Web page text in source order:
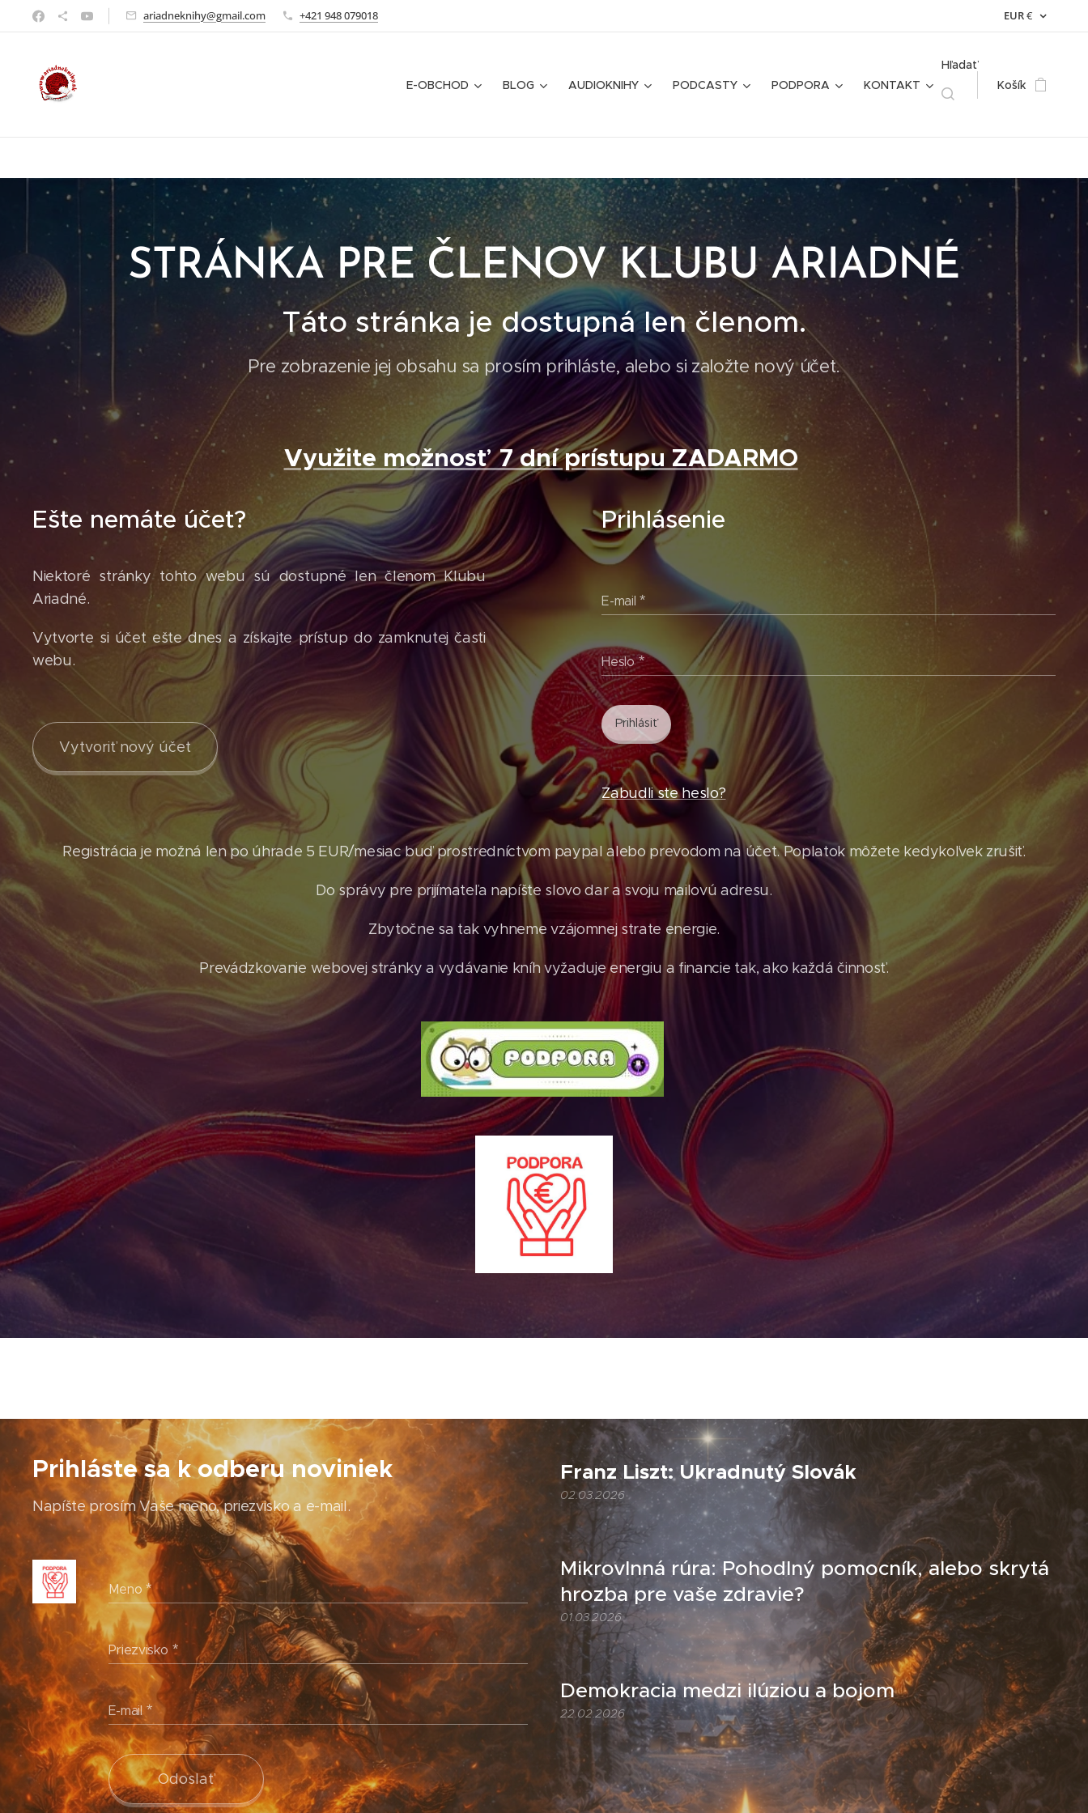
ariadneknihy@gmail.com +421 948 079018 EUR€
E-OBCHOD BLOG AUDIOKNIHY PODCASTY PODPORA KONTAKT
Hľadať
Košík
STRÁNKA PRE ČLENOV KLUBU ARIADNÉ
Táto stránka je dostupná len členom.
Pre zobrazenie jej obsahu sa prosím prihláste, alebo si založte nový účet.
Využite možnosť 7 dní prístupu ZADARMO
Ešte nemáte účet?
Niektoré stránky tohto webu sú dostupné len členom Klubu
Ariadné.
Vytvorte si účet ešte dnes a získajte prístup do zamknutej časti
webu.
Vytvoriť nový účet
Prihlásenie
E-mail
Heslo
Prihlásiť
Zabudli ste heslo?
Registrácia je možná len po úhrade 5 EUR/mesiac buď prostredníctvom paypal alebo prevodom na účet. Poplatok môžete kedykoľvek zrušiť.
Do správy pre prijímateľa napíšte slovo dar a svoju mailovú adresu.
Zbytočne sa tak vyhneme vzájomnej strate energie.
Prevádzkovanie webovej stránky a vydávanie kníh vyžaduje energiu a financie tak, ako každá činnosť.
Prihláste sa k odberu noviniek
Napíšte prosím Vaše meno, priezvisko a e-mail.
Meno
Priezvisko
E-mail
Odoslať
Franz Liszt: Ukradnutý Slovák
02.03.2026
Mikrovlnná rúra: Pohodlný pomocník, alebo skrytá
hrozba pre vaše zdravie?
01.03.2026
Demokracia medzi ilúziou a bojom
22.02.2026